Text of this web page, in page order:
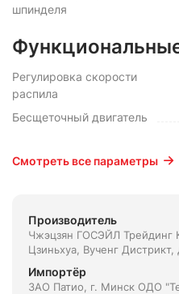
шпинделя
Регулировка скорости
распила
Бесщеточный двигатель
Смотреть все параметры
Производитель
Чжэцзян ГОСЭЙЛ Трейдинг
Цзиньхуа, Вученг
Импортёр
ЗАО Патио, г. Минск ОДО